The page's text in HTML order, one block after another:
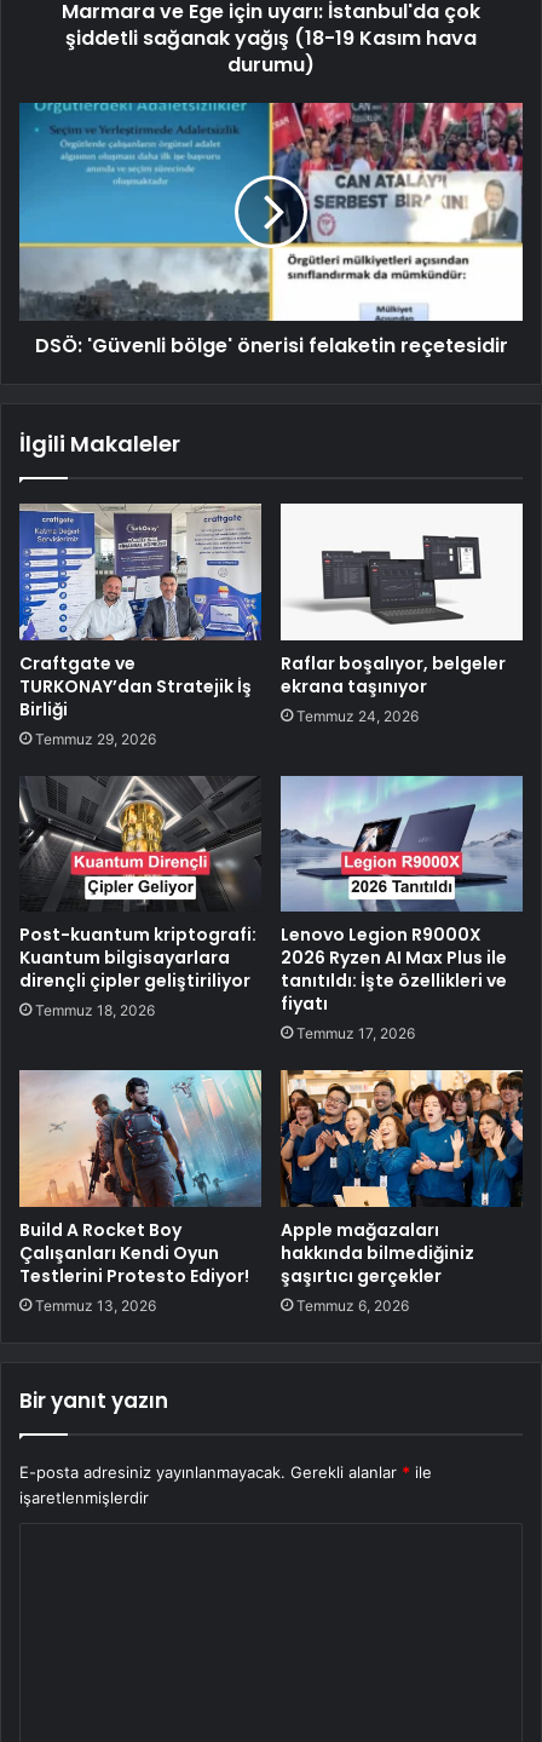
Marmara ve Ege için uyarı: İstanbul'da çok
şiddetli sağanak yağış (18-19 Kasım hava
durumu)
DSÖ: 'Güvenli bölge' önerisi felaketin reçetesidir
İlgili Makaleler
Craftgate ve
TURKONAY’dan Stratejik İş
Birliği
Temmuz 29, 2026
Raflar boşalıyor, belgeler
ekrana taşınıyor
Temmuz 24, 2026
Post-kuantum kriptografi:
Kuantum bilgisayarlara
dirençli çipler geliştiriliyor
Temmuz 18, 2026
Lenovo Legion R9000X
2026 Ryzen AI Max Plus ile
tanıtıldı: İşte özellikleri ve
fiyatı
Temmuz 17, 2026
Build A Rocket Boy
Çalışanları Kendi Oyun
Testlerini Protesto Ediyor!
Temmuz 13, 2026
Apple mağazaları
hakkında bilmediğiniz
şaşırtıcı gerçekler
Temmuz 6, 2026
Bir yanıt yazın
E-posta adresiniz yayınlanmayacak. Gerekli alanlar * ile
işaretlenmişlerdir